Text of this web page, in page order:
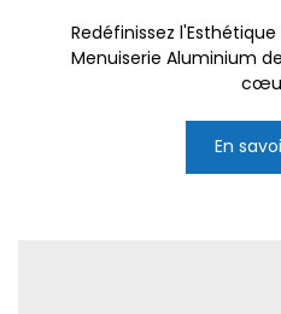
Redéfinissez
Menuiserie Aluminium
En